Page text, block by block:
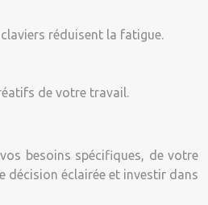
réduisent la fatigue.
de votre travail.
besoins spécifiques, de votre
décision éclairée et investir dans